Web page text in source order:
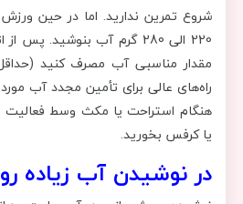
220 الی 280 گرم آب بنوشید.
راه‌های عالی برای تأمین مجدد آب
هنگام استراحت یا مکث وسط فعالیت
یا کرفس بخورید.
در نوشیدن آب زیاده